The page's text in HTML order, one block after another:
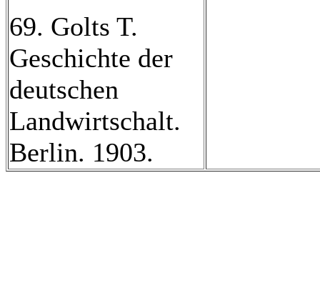
69. Golts T.
Geschichte der
deutschen
Landwirtschalt.
Berlin. 1903.